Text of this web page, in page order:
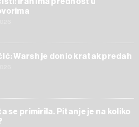
Warsh je donio kratak predah
se primirila. Pitanje je na koliko